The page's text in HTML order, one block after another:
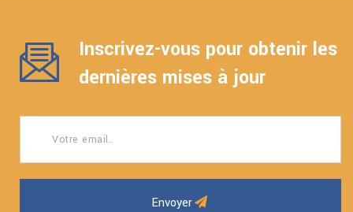
Inscrivez-vous pour obtenir les
dernières mises à jour
Envoyer